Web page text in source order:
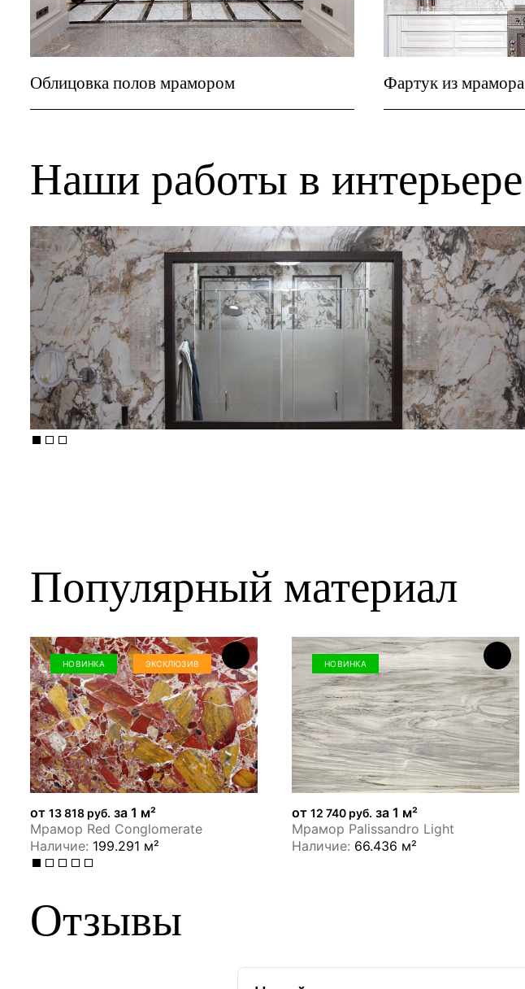
Облицовка полов мрамором Фартук из мрамора
Наши работы в интерьере
Популярный материал
НОВИНКА ЭКСКЛЮЗИВ
от 13 818 руб. за 1 м²
Мрамор Red Conglomerate
Наличие: 199.291 м²
НОВИНКА
от 12 740 руб. за 1 м²
Мрамор Palissandro Light
Наличие: 66.436 м²
Отзывы